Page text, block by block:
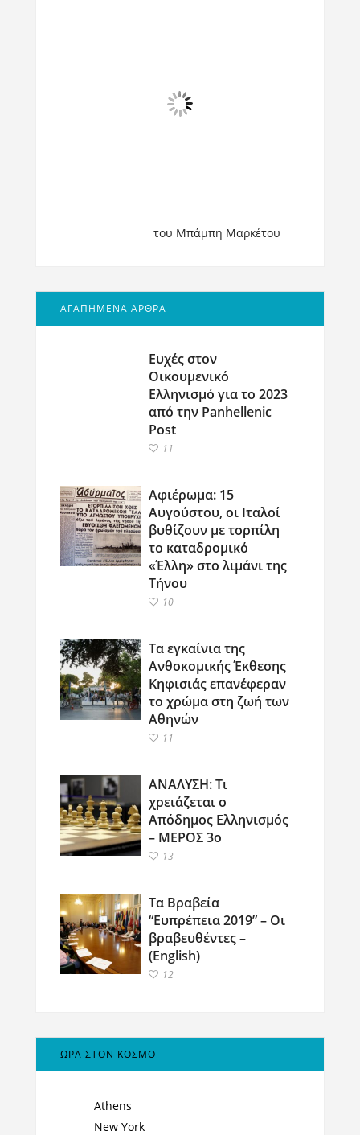
του Μπάμπη Μαρκέτου
ΑΓΑΠΗΜΕΝΑ ΑΡΘΡΑ
Ευχές στον
Οικουμενικό
Ελληνισμό για το 2023
από την Panhellenic
Post
11
Αφιέρωμα: 15
Αυγούστου, οι Ιταλοί
βυθίζουν με τορπίλη
το καταδρομικό
«Έλλη» στο λιμάνι της
Τήνου
10
Τα εγκαίνια της
Ανθοκομικής Έκθεσης
Κηφισιάς επανέφεραν
το χρώμα στη ζωή των
Αθηνών
11
ΑΝΑΛΥΣΗ: Τι
χρειάζεται ο
Απόδημος Ελληνισμός
– ΜΕΡΟΣ 3ο
13
Τα Βραβεία
“Ευπρέπεια 2019” – Οι
βραβευθέντες –
(English)
12
ΩΡΑ ΣΤΟΝ ΚΟΣΜΟ
Athens
New York